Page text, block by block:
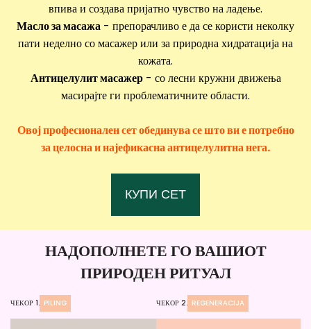
впива и создава пријатно чувство на ладење.
Масло за масажа - препорачливо е да се користи неколку
пати неделно со масажер или за природна хидратација на
кожата.
Антицелулит масажер- со лесни кружни движења
масирајте ги проблематичните области.
Овој професионален сет обединува се што ви е потребно
за целосна и најефикасна антицелулитна нега.
КУПИ СЕТ
НАДОПОЛНЕТЕ ГО ВАШИОТ
ПРИРОДЕН РИТУАЛ
ЧЕКОР 1. PILING ЧЕКОР 2. REGENERACIJA